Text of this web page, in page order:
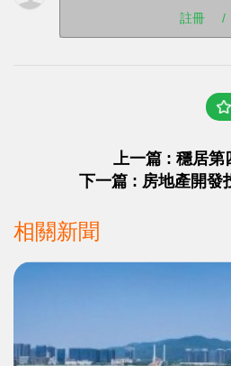
註冊 /
上一篇 : 穩居第
下一篇 : 房地產開發
相關新聞